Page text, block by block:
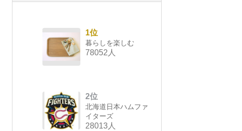
1位
暮らしを楽しむ
78052人
2位
北海道日本ハムファ
イターズ
28013人